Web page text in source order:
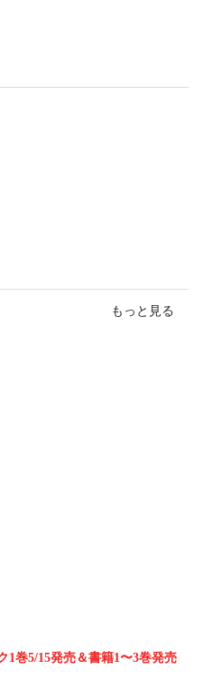
もっと見る
1巻5/15発売＆書籍1〜3巻発売